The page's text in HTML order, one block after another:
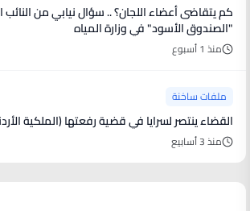
كم يتقاضى أعضاء اللجان؟ .. سؤال نيابي
"الصندوق الأسود" في وزارة المياه
منذ 1 أسبوع
ملفات ساخنة
القضاء ينتصر لسرايا في قضية رفعتها (الملكية
منذ 3 أسابيع